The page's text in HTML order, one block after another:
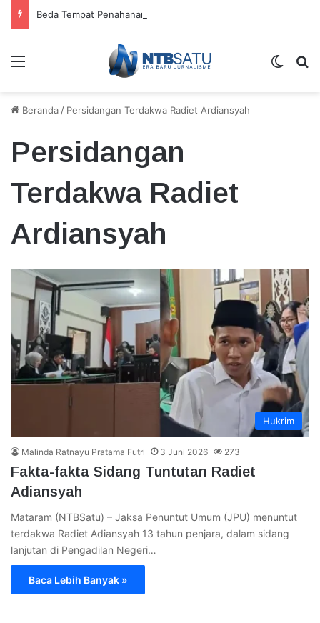
Menu
Beranda / Persidangan Terdakwa Radiet Ardiansyah
Persidangan
Terdakwa Radiet
Ardiansyah
Hukrim
Malinda Ratnayu Pratama Futri 3 Juni 2026 273
Fakta-fakta Sidang Tuntutan Radiet
Adiansyah
Mataram (NTBSatu) – Jaksa Penuntut Umum (JPU) menuntut
terdakwa Radiet Adiansyah 13 tahun penjara, dalam sidang
lanjutan di Pengadilan Negeri…
Baca Lebih Banyak »